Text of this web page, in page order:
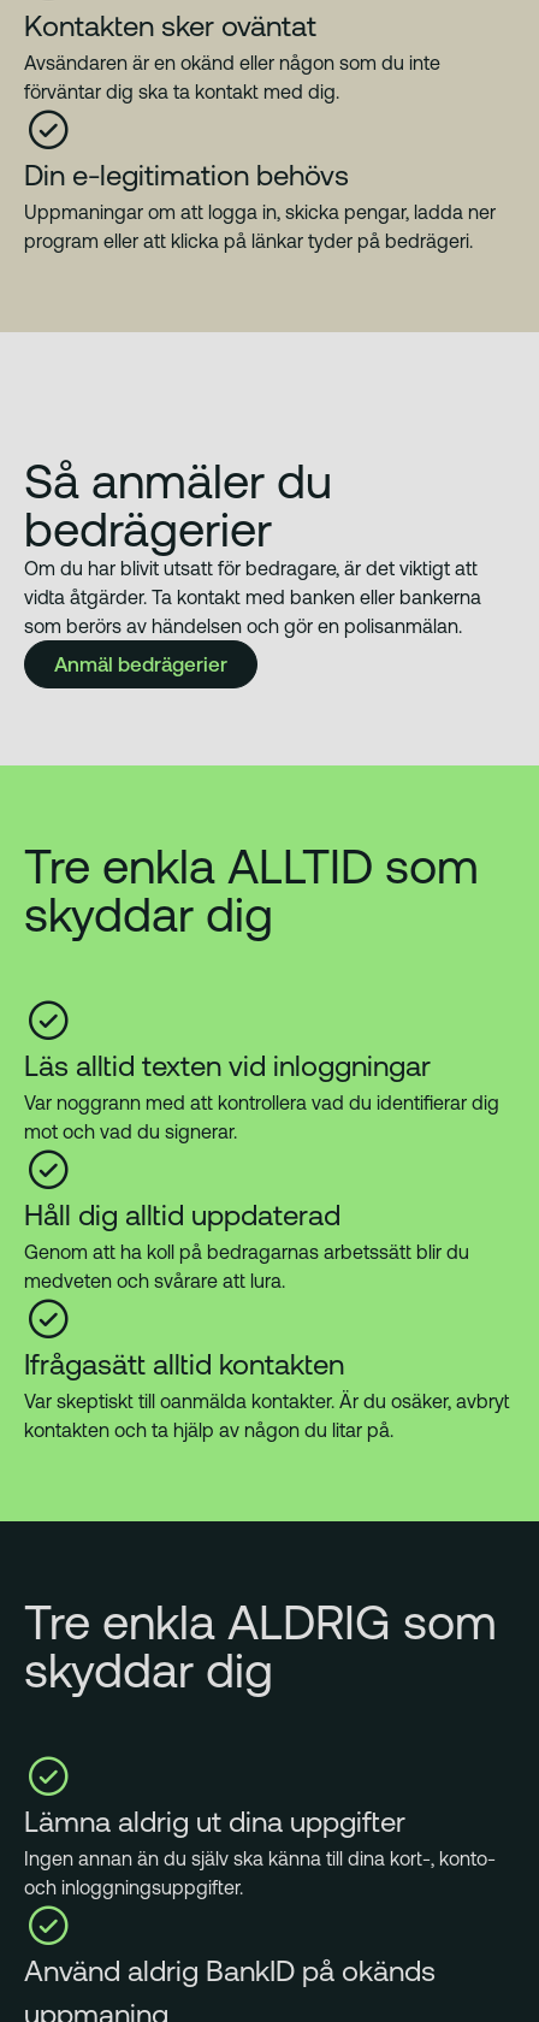
Kontakten sker oväntat
Avsändaren är en okänd eller någon som du inte
förväntar dig ska ta kontakt med dig.
Din e-legitimation behövs
Uppmaningar om att logga in, skicka pengar, ladda ner
program eller att klicka på länkar tyder på bedrägeri.
Så anmäler du
bedrägerier
Om du har blivit utsatt för bedragare, är det viktigt att
vidta åtgärder. Ta kontakt med banken eller bankerna
som berörs av händelsen och gör en polisanmälan.
Anmäl bedrägerier
Tre enkla ALLTID som
skyddar dig
Läs alltid texten vid inloggningar
Var noggrann med att kontrollera vad du identifierar dig
mot och vad du signerar.
Håll dig alltid uppdaterad
Genom att ha koll på bedragarnas arbetssätt blir du
medveten och svårare att lura.
Ifrågasätt alltid kontakten
Var skeptiskt till oanmälda kontakter. Är du osäker, avbryt
kontakten och ta hjälp av någon du litar på.
Tre enkla ALDRIG som
skyddar dig
Lämna aldrig ut dina uppgifter
Ingen annan än du själv ska känna till dina kort-, konto-
och inloggningsuppgifter.
Använd aldrig BankID på okänds
uppmaning